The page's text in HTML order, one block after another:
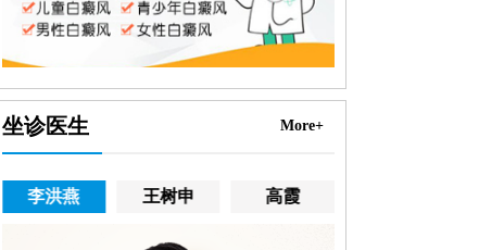
坐诊医生 More+
李洪燕 王树申 高霞